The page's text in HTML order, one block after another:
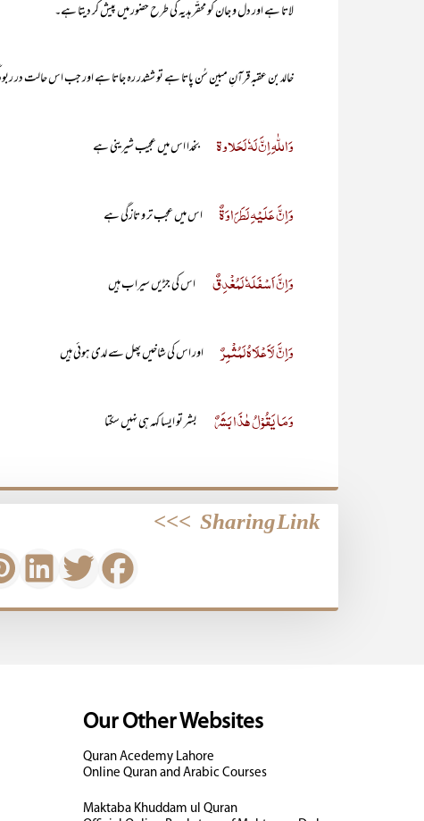
لاتا ہے اور دل و جان کو محقّر ہدیہ کی طرح حضور میں پیش کر دیتا ہے۔
خالد بن عقبہ قرآنِ مبین سُن پاتا ہے تو ششدر رہ جاتا ہے اور جب اس حالت در
وَاللّٰہِ اِنَّ لَہٗ لَحَلاوۃ بخدا اس میں عجیب شیرینی ہے
وَاِنَّ عَلَیْہِ لَطَرَاوَۃٌ اس میں عجب تر و تازگی ہے
وَاِنَّ اَسْفَلَہٗ لَمُغْدِقٌ اس کی جڑیں سیراب ہیں
وَاِنَّ لَاَعْلَاہُ لَمُثْمِرٌاور اس کی شاخیں پھل سے لدی ہوئی ہیں
وَمَا یَقُوْلُ ہٰذَا بَشَرٌ بشر تو ایسا کہہ ہی نہیں سکتا
Sharing Link
>>>
Our Other Websites
Quran Acedemy Lahore
Online Quran and Arabic Courses
Maktaba Khuddam ul Quran